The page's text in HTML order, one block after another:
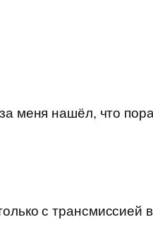
меня нашёл, что
с трансмиссией